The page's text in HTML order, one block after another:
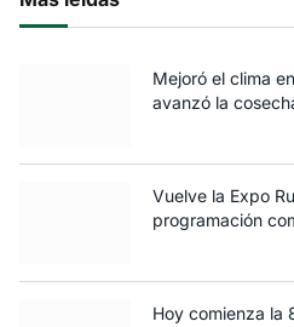
Mejoró el clima
avanzó la
Vuelve la Expo
programación
Hoy comienza la